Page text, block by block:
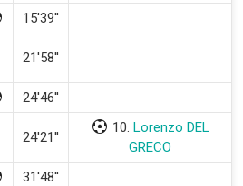
15'39''
21'58''
24'46''
24'21''
10. Lorenzo DEL
GRECO
31'48''